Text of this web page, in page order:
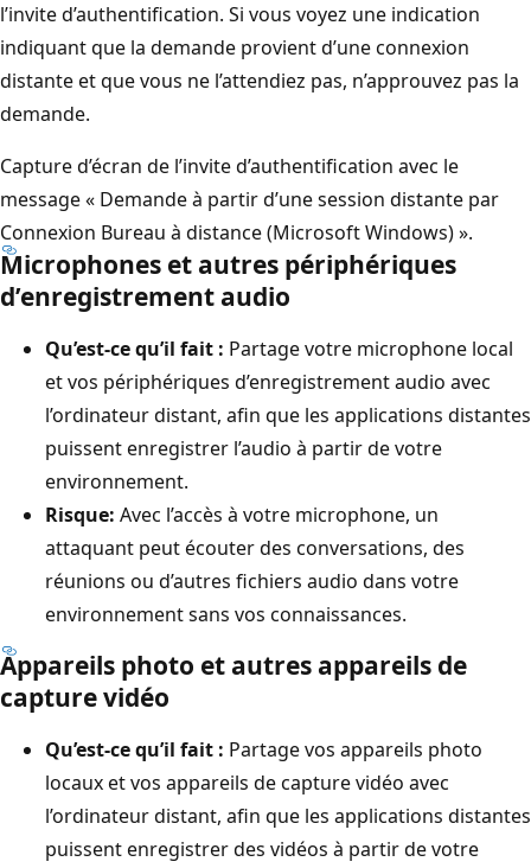
l’invite d’authentification. Si vous voyez une indication
indiquant que la demande provient d’une connexion
distante et que vous ne l’attendiez pas, n’approuvez pas la
demande.
Capture d’écran de l’invite d’authentification avec le
message « Demande à partir d’une session distante par
Connexion Bureau à distance (Microsoft Windows) ».
Microphones et autres périphériques
d’enregistrement audio
Qu’est-ce qu’il fait : Partage votre microphone local
et vos périphériques d’enregistrement audio avec
l’ordinateur distant, afin que les applications distantes
puissent enregistrer l’audio à partir de votre
environnement.
Risque: Avec l’accès à votre microphone, un
attaquant peut écouter des conversations, des
réunions ou d’autres fichiers audio dans votre
environnement sans vos connaissances.
Appareils photo et autres appareils de
capture vidéo
Qu’est-ce qu’il fait : Partage vos appareils photo
locaux et vos appareils de capture vidéo avec
l’ordinateur distant, afin que les applications distantes
puissent enregistrer des vidéos à partir de votre